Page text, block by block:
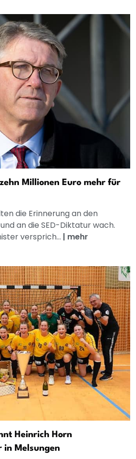
Millionen Euro mehr für
die Erinnerung an den
an die SED-Diktatur wach.
versprich... | mehr
Heinrich Horn
in Melsungen